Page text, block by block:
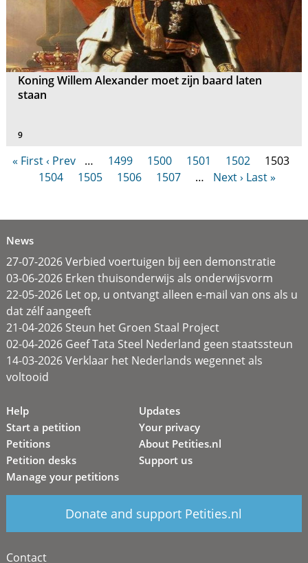
Koning Willem Alexander moet zijn baard laten
staan
9
« First‹ Prev … 1499 1500 1501 1502
1503
1504
1505 1506 1507 … Next › Last »
News
27-07-2026 Verbied voertuigen bij een demonstratie
03-06-2026 Erken thuisonderwijs als onderwijsvorm
22-05-2026 Let op, u ontvangt alleen e-mail van ons als u
dat zélf aangeeft
21-04-2026 Steun het Groen Staal Project
02-04-2026 Geef Tata Steel Nederland geen staatssteun
14-03-2026 Verklaar het Nederlands wegennet als
voltooid
Help
Start a petition
Petitions
Petition desks
Manage your petitions
Updates
Your privacy
About Petities.nl
Support us
Donate and support Petities.nl
Contact